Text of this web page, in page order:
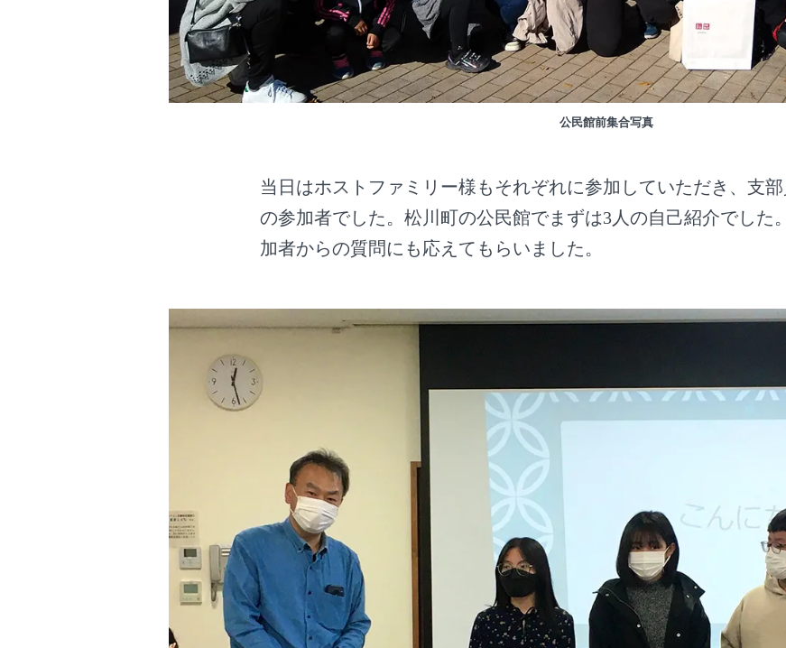
公民館前集合写真
当日はホストファミリー様もそれぞれに参加していただき、支
の参加者でした。松川町の公民館でまずは3人の自己紹介でした
加者からの質問にも応えてもらいました。